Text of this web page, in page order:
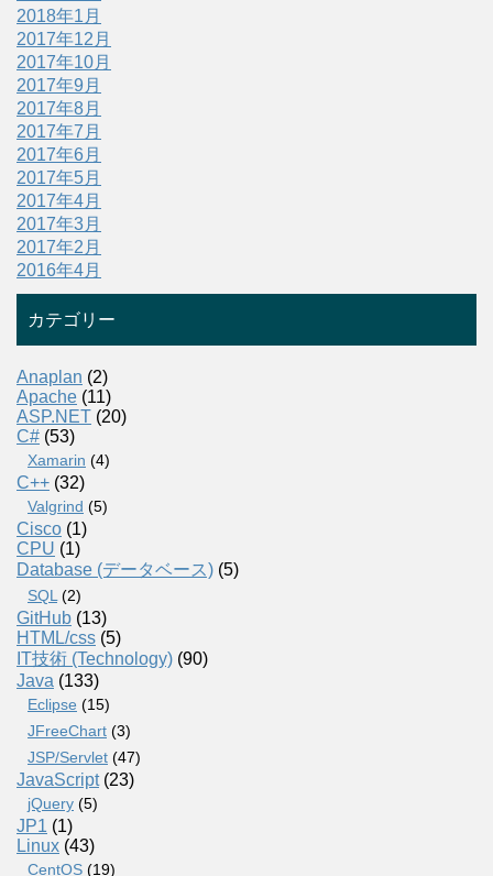
2018年1月
2017年12月
2017年10月
2017年9月
2017年8月
2017年7月
2017年6月
2017年5月
2017年4月
2017年3月
2017年2月
2016年4月
カテゴリー
Anaplan (2)
Apache (11)
ASP.NET (20)
C# (53)
Xamarin (4)
C++ (32)
Valgrind (5)
Cisco (1)
CPU (1)
Database (データベース) (5)
SQL (2)
GitHub (13)
HTML/css (5)
IT技術 (Technology) (90)
Java (133)
Eclipse (15)
JFreeChart (3)
JSP/Servlet (47)
JavaScript(23)
jQuery (5)
JP1 (1)
Linux (43)
CentOS (19)